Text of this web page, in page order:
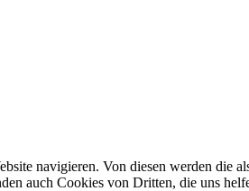
navigieren. Von diesen werden die
auch Cookies von Dritten, die uns